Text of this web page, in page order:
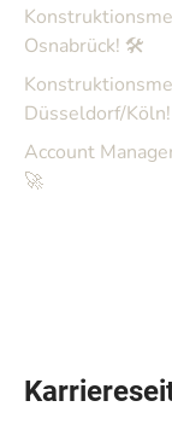
Osnabrück! 🛠️
Düsseldorf/
Account
🚀